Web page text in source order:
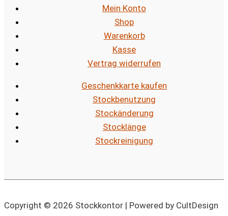
Mein Konto
Shop
Warenkorb
Kasse
Vertrag widerrufen
Geschenkkarte kaufen
Stockbenutzung
Stockänderung
Stocklänge
Stockreinigung
Copyright © 2026 Stockkontor | Powered by CultDesign